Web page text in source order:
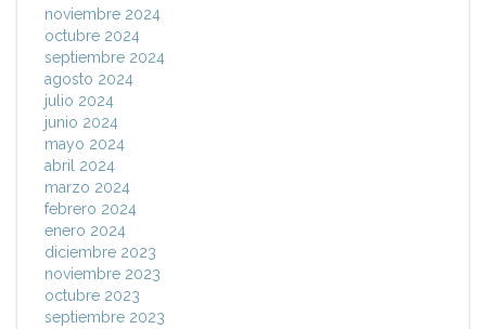
noviembre 2024
octubre 2024
septiembre 2024
agosto 2024
julio 2024
junio 2024
mayo 2024
abril 2024
marzo 2024
febrero 2024
enero 2024
diciembre 2023
noviembre 2023
octubre 2023
septiembre 2023